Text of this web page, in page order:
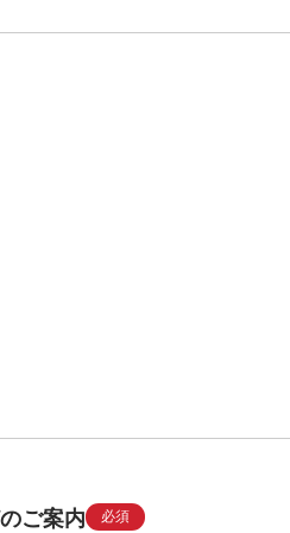
ご案内 必須